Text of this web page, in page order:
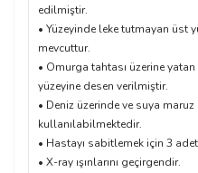
edilmiştir.
• Yüzeyinde leke tutmayan üst
mevcuttur.
• Omurga tahtası üzerine
yüzeyine desen verilmiştir.
• Deniz üzerinde ve suya
kullanılabilmektedir.
• Hastayı sabitlemek için 3
• X-ray ışınlarını geçirgendir.